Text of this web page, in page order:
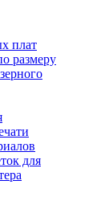
плат
размеру
для